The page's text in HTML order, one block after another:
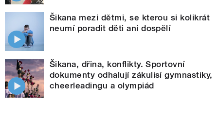
Šikana mezi dětmi, se kterou si kolikrát
neumí poradit děti ani dospělí
Šikana, dřina, konflikty. Sportovní
dokumenty odhalují zákulisí gymnastiky,
cheerleadingu a olympiád